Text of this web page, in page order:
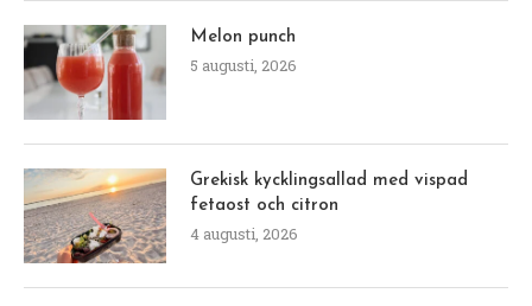
Melon punch
5 augusti, 2026
Grekisk kycklingsallad med vispad
fetaost och citron
4 augusti, 2026